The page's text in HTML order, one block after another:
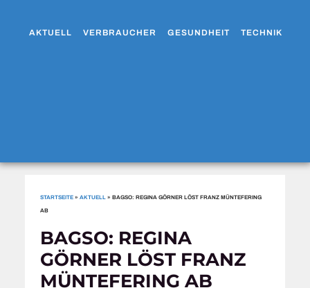
AKTUELL VERBRAUCHER GESUNDHEIT TECHNIK
STARTSEITE »AKTUELL »BAGSO: REGINA GÖRNER LÖST FRANZ MÜNTEFERING
AB
BAGSO: REGINA
GÖRNER LÖST FRANZ
MÜNTEFERING AB